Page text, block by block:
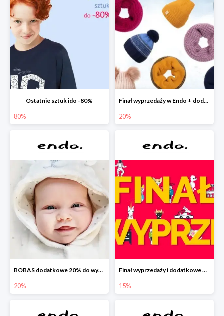
Ostatnie sztuk ido -80%
80%
Finał wyprzedaży w Endo + dodatkowe 2% rabatu
20%
BOBAS dodatkowe 20% do wyprzedaży
20%
Finał wyprzedaży i dodatkowe 15%
15%